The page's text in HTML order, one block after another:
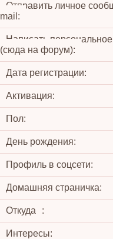
Отправить личное
mail:
Написать
(сюда на форум):
Дата регистрации:
Активация:
Пол:
День рождения:
Профиль в соцсети:
Домашняя страничка:
Откуда :
Интересы: